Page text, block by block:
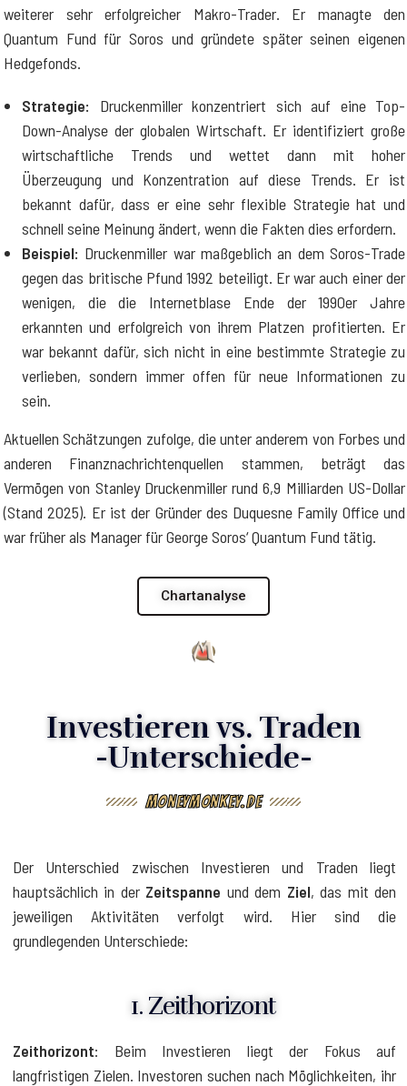
weiterer sehr erfolgreicher Makro-Trader. Er managte den
Quantum Fund für Soros und gründete später seinen eigenen
Hedgefonds.
Strategie: Druckenmiller konzentriert sich auf eine Top-
Down-Analyse der globalen Wirtschaft. Er identifiziert große
wirtschaftliche Trends und wettet dann mit hoher
Überzeugung und Konzentration auf diese Trends. Er ist
bekannt dafür, dass er eine sehr flexible Strategie hat und
schnell seine Meinung ändert, wenn die Fakten dies erfordern.
Beispiel: Druckenmiller war maßgeblich an dem Soros-Trade
gegen das britische Pfund 1992 beteiligt. Er war auch einer der
wenigen, die die Internetblase Ende der 1990er Jahre
erkannten und erfolgreich von ihrem Platzen profitierten. Er
war bekannt dafür, sich nicht in eine bestimmte Strategie zu
verlieben, sondern immer offen für neue Informationen zu
sein.
Aktuellen Schätzungen zufolge, die unter anderem von Forbes und
anderen Finanznachrichtenquellen stammen, beträgt das
Vermögen von Stanley Druckenmiller rund 6,9 Milliarden US-Dollar
(Stand 2025). Er ist der Gründer des Duquesne Family Office und
war früher als Manager für George Soros‘ Quantum Fund tätig.
Chartanalyse
Investieren vs. Traden
-Unterschiede-
MoneyMonkey.de
Der Unterschied zwischen Investieren und Traden liegt
hauptsächlich in der Zeitspanne und dem Ziel, das mit den
jeweiligen Aktivitäten verfolgt wird. Hier sind die
grundlegenden Unterschiede:
1. Zeithorizont
Zeithorizont: Beim Investieren liegt der Fokus auf
langfristigen Zielen. Investoren suchen nach Möglichkeiten, ihr